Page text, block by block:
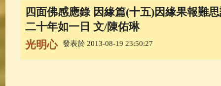
釋迦牟尼佛傳(69) 生活禪(68)
善財童子五十三參(57)
四面佛感應錄 因緣篇(十五)因緣果報難
二十年如一日 文/陳佑琳
光明心
發表於 2013-08-19 23:50:27